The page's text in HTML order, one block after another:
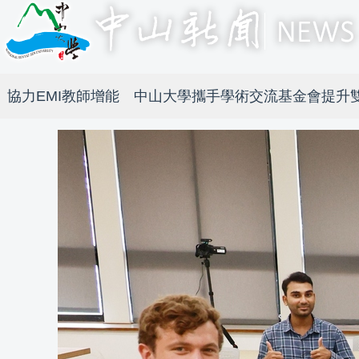
協力EMI教師增能 中山大學攜手學術交流基金會提升